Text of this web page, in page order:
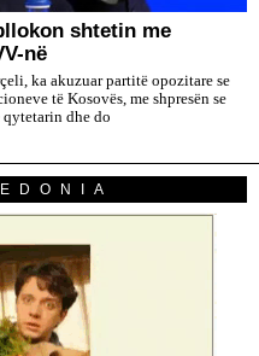
shtetin me
në
ka akuzuar partitë opozitare se
të Kosovës, me shpresën se
dhe do